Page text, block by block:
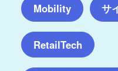
Mobility サ
RetailTech